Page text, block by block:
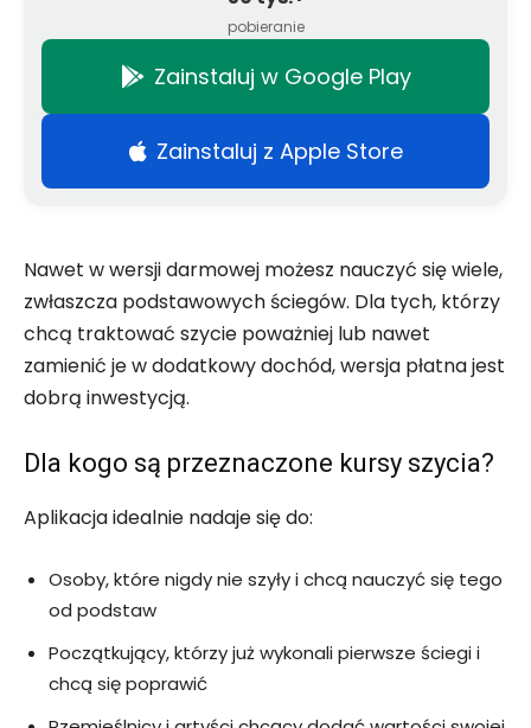
pobieranie
Zainstaluj w Google Play
Zainstaluj z Apple Store
Nawet w wersji darmowej możesz nauczyć się wiele,
zwłaszcza podstawowych ściegów. Dla tych, którzy
chcą traktować szycie poważniej lub nawet
zamienić je w dodatkowy dochód, wersja płatna jest
dobrą inwestycją.
Dla kogo są przeznaczone kursy szycia?
Aplikacja idealnie nadaje się do:
Osoby, które nigdy nie szyły i chcą nauczyć się tego
od podstaw
Początkujący, którzy już wykonali pierwsze ściegi i
chcą się poprawić